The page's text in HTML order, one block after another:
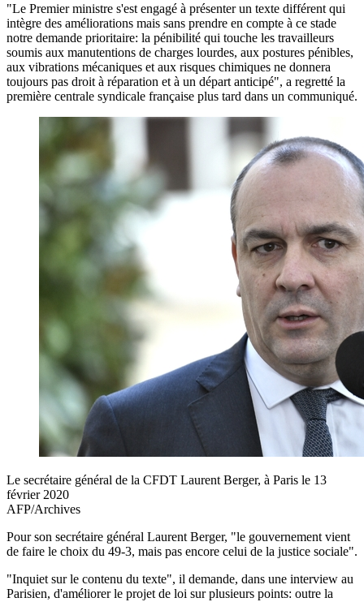
"Le Premier ministre s'est engagé à présenter un texte différent qui
intègre des améliorations mais sans prendre en compte à ce stade
notre demande prioritaire: la pénibilité qui touche les travailleurs
soumis aux manutentions de charges lourdes, aux postures pénibles,
aux vibrations mécaniques et aux risques chimiques ne donnera
toujours pas droit à réparation et à un départ anticipé", a regretté la
première centrale syndicale française plus tard dans un communiqué.
Le secrétaire général de la CFDT Laurent Berger, à Paris le 13
février 2020
AFP/Archives
Pour son secrétaire général Laurent Berger, "le gouvernement vient
de faire le choix du 49-3, mais pas encore celui de la justice sociale".
"Inquiet sur le contenu du texte", il demande, dans une interview au
Parisien, d'améliorer le projet de loi sur plusieurs points: outre la